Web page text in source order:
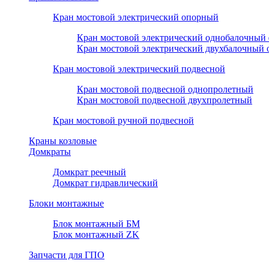
Кран мостовой электрический опорный
Кран мостовой электрический
Кран мостовой электрический двухбалочный
Кран мостовой электрический подвесной
Кран мостовой подвесной однопролетный
Кран мостовой подвесной двухпролетный
Кран мостовой ручной подвесной
Краны козловые
Домкраты
Домкрат реечный
Домкрат гидравлический
Блоки монтажные
Блок монтажный БМ
Блок монтажный ZK
Запчасти для ГПО